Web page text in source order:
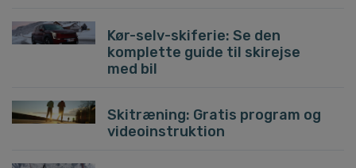
Kør-selv-skiferie: Se den
komplette guide til skirejse
med bil
Skitræning: Gratis program og
videoinstruktion